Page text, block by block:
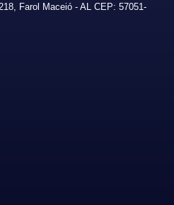
Farol Maceió - AL CEP: 57051-